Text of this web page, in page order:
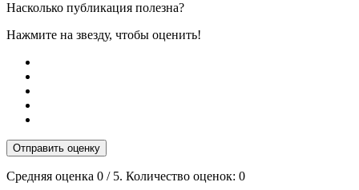
Насколько публикация полезна?
Нажмите на звезду, чтобы оценить!
Отправить оценку
Средняя оценка 0 / 5. Количество оценок: 0